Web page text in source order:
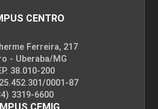
CENTRO
Ferreira, 217
- Uberaba/MG
38.010-200
0001-87
3319-6600
CEMIG